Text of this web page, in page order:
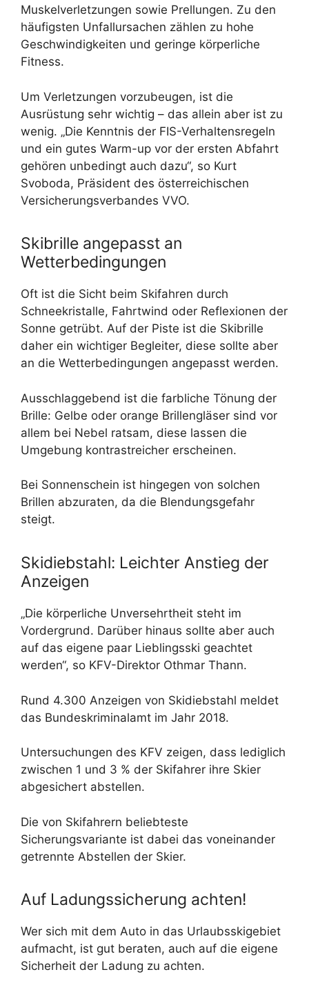
Muskelverletzungen sowie Prellungen. Zu den
häufigsten Unfallursachen zählen zu hohe
Geschwindigkeiten und geringe körperliche
Fitness.
Um Verletzungen vorzubeugen, ist die
Ausrüstung sehr wichtig – das allein aber ist zu
wenig. „Die Kenntnis der FIS-Verhaltensregeln
und ein gutes Warm-up vor der ersten Abfahrt
gehören unbedingt auch dazu“, so Kurt
Svoboda, Präsident des österreichischen
Versicherungsverbandes VVO.
Skibrille angepasst an
Wetterbedingungen
Oft ist die Sicht beim Skifahren durch
Schneekristalle, Fahrtwind oder Reflexionen der
Sonne getrübt. Auf der Piste ist die Skibrille
daher ein wichtiger Begleiter, diese sollte aber
an die Wetterbedingungen angepasst werden.
Ausschlaggebend ist die farbliche Tönung der
Brille: Gelbe oder orange Brillengläser sind vor
allem bei Nebel ratsam, diese lassen die
Umgebung kontrastreicher erscheinen.
Bei Sonnenschein ist hingegen von solchen
Brillen abzuraten, da die Blendungsgefahr
steigt.
Skidiebstahl: Leichter Anstieg der
Anzeigen
„Die körperliche Unversehrtheit steht im
Vordergrund. Darüber hinaus sollte aber auch
auf das eigene paar Lieblingsski geachtet
werden“, so KFV-Direktor Othmar Thann.
Rund 4.300 Anzeigen von Skidiebstahl meldet
das Bundeskriminalamt im Jahr 2018.
Untersuchungen des KFV zeigen, dass lediglich
zwischen 1 und 3 % der Skifahrer ihre Skier
abgesichert abstellen.
Die von Skifahrern beliebteste
Sicherungsvariante ist dabei das voneinander
getrennte Abstellen der Skier.
Auf Ladungssicherung achten!
Wer sich mit dem Auto in das Urlaubsskigebiet
aufmacht, ist gut beraten, auch auf die eigene
Sicherheit der Ladung zu achten.